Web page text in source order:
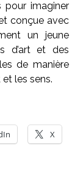
pour imaginer
conçue avec
un jeune
d’art et des
de manière
les sens.
X